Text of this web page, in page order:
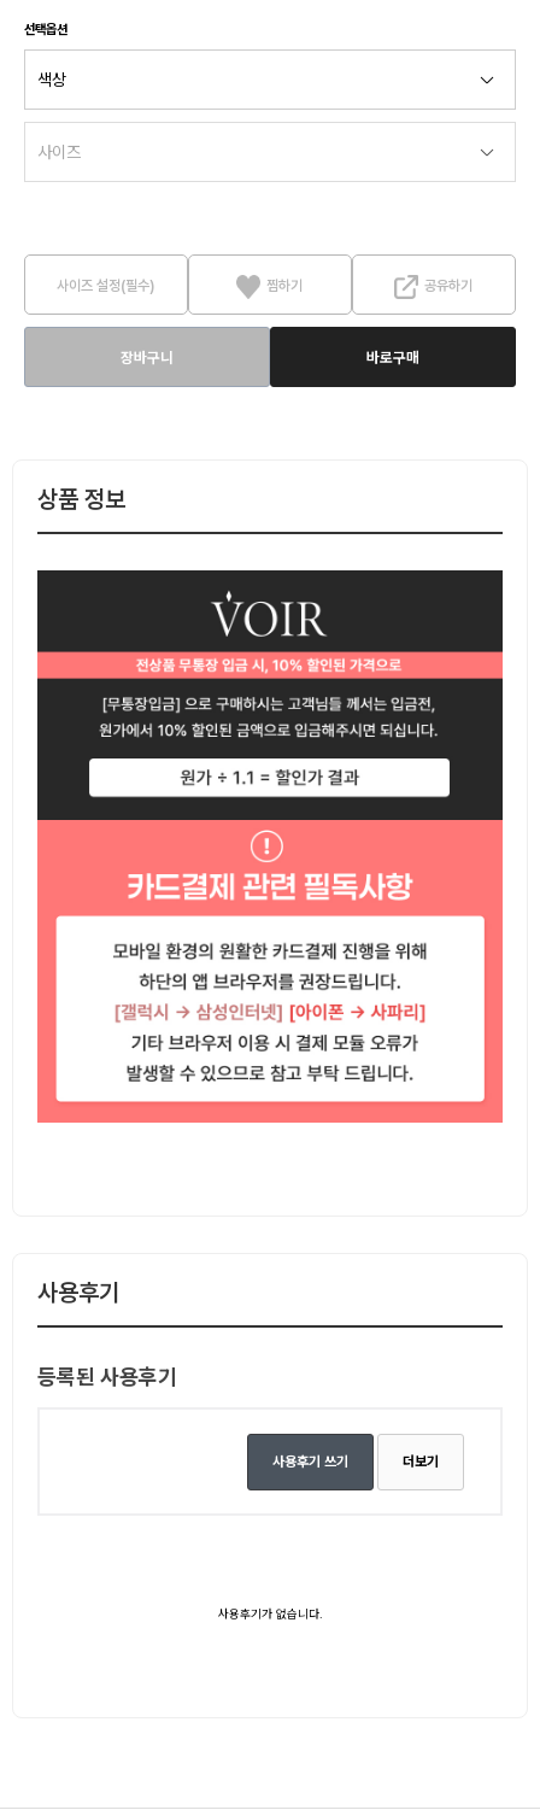
선택옵션
사이즈 설정(필수) 찜하기 공유하기
장바구니 바로구매
상품 정보
사용후기
등록된 사용후기
사용후기 쓰기 더보기
사용후기가 없습니다.